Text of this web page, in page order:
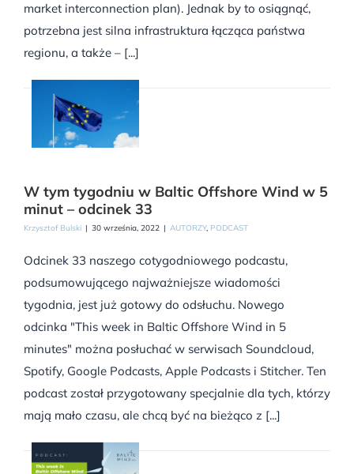
market interconnection plan). Jednak by to osiągnąć,
potrzebna jest silna infrastruktura łącząca państwa
regionu, a także – [...]
W tym tygodniu w Baltic Offshore Wind w 5
minut – odcinek 33
Krzysztof Bulski | 30 września, 2022 | AUTORZY, PODCAST
Odcinek 33 naszego cotygodniowego podcastu,
podsumowującego najważniejsze wiadomości
tygodnia, jest już gotowy do odsłuchu. Nowego
odcinka "This week in Baltic Offshore Wind in 5
minutes" można posłuchać w serwisach Soundcloud,
Spotify, Google Podcasts, Apple Podcasts i Stitcher. Ten
podcast został przygotowany specjalnie dla tych, którzy
mają mało czasu, ale chcą być na bieżąco z [...]